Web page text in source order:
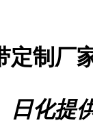
定制厂
日化提